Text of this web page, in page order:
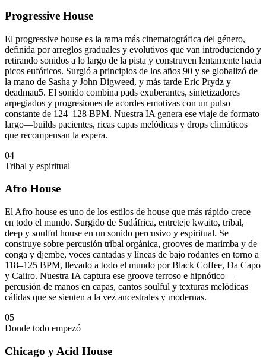
Progressive House
El progressive house es la rama más cinematográfica del género,
definida por arreglos graduales y evolutivos que van introduciendo y
retirando sonidos a lo largo de la pista y construyen lentamente hacia
picos eufóricos. Surgió a principios de los años 90 y se globalizó de
la mano de Sasha y John Digweed, y más tarde Eric Prydz y
deadmau5. El sonido combina pads exuberantes, sintetizadores
arpegiados y progresiones de acordes emotivas con un pulso
constante de 124–128 BPM. Nuestra IA genera ese viaje de formato
largo—builds pacientes, ricas capas melódicas y drops climáticos
que recompensan la espera.
04
Tribal y espiritual
Afro House
El Afro house es uno de los estilos de house que más rápido crece
en todo el mundo. Surgido de Sudáfrica, entreteje kwaito, tribal,
deep y soulful house en un sonido percusivo y espiritual. Se
construye sobre percusión tribal orgánica, grooves de marimba y de
conga y djembe, voces cantadas y líneas de bajo rodantes en torno a
118–125 BPM, llevado a todo el mundo por Black Coffee, Da Capo
y Caiiro. Nuestra IA captura ese groove terroso e hipnótico—
percusión de manos en capas, cantos soulful y texturas melódicas
cálidas que se sienten a la vez ancestrales y modernas.
05
Donde todo empezó
Chicago y Acid House